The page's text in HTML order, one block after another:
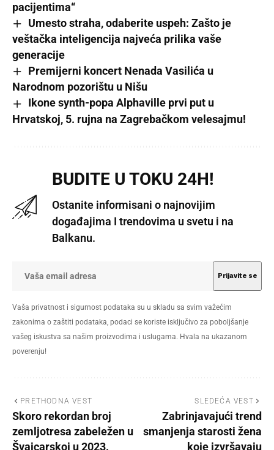
pacijentima“
Umesto straha, odaberite uspeh: Zašto je
veštačka inteligencija najveća prilika vaše
generacije
Premijerni koncert Nenada Vasilića u
Narodnom pozorištu u Nišu
Ikone synth-popa Alphaville prvi put u
Hrvatskoj, 5. rujna na Zagrebačkom velesajmu!
BUDITE U TOKU 24H!
Ostanite informisani o najnovijim
događajima I trendovima u svetu i na
Balkanu.
Vaša privatnost i sigurnost podataka su u skladu sa svim važećim
zakonima o zaštiti podataka, podaci se koriste isključivo za poboljšanje
vašeg iskustva sa našim proizvodima i uslugama. Hvala na ukazanom
poverenju!
PRETHODNA VEST
Skoro rekordan broj
zemljotresa zabeležen u
Švajcarskoj u 2023.
SLEDEĆA VEST
Zabrinjavajući trend
smanjenja starosti žena
koje izvršavaju